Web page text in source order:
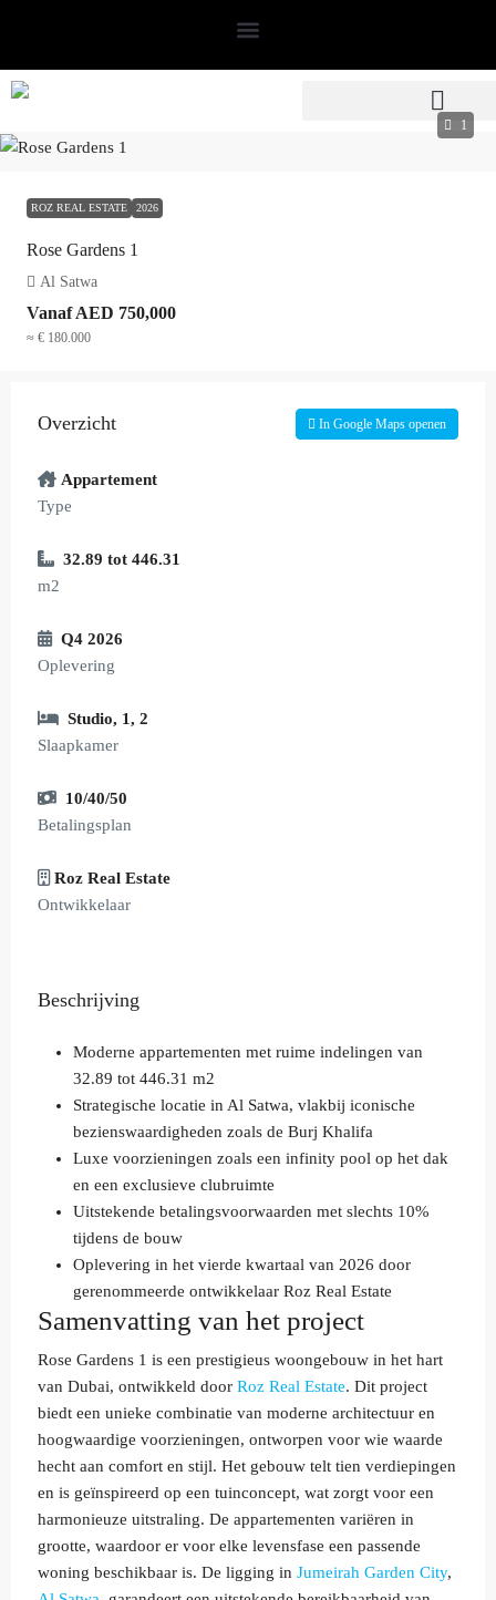
1
ROZ REAL ESTATE 2026
Rose Gardens 1
Al Satwa
VanafAED 750,000
≈ € 180.000
Overzicht In Google Maps openen
Appartement
Type
32.89 tot 446.31
m2
Q4 2026
Oplevering
Studio, 1, 2
Slaapkamer
10/40/50
Betalingsplan
Roz Real Estate
Ontwikkelaar
Beschrijving
Moderne appartementen met ruime indelingen van
32.89 tot 446.31 m2
Strategische locatie in Al Satwa, vlakbij iconische
bezienswaardigheden zoals de Burj Khalifa
Luxe voorzieningen zoals een infinity pool op het dak
en een exclusieve clubruimte
Uitstekende betalingsvoorwaarden met slechts 10%
tijdens de bouw
Oplevering in het vierde kwartaal van 2026 door
gerenommeerde ontwikkelaar Roz Real Estate
Samenvatting van het project
Rose Gardens 1 is een prestigieus woongebouw in het hart
van Dubai, ontwikkeld door Roz Real Estate. Dit project
biedt een unieke combinatie van moderne architectuur en
hoogwaardige voorzieningen, ontworpen voor wie waarde
hecht aan comfort en stijl. Het gebouw telt tien verdiepingen
en is geïnspireerd op een tuinconcept, wat zorgt voor een
harmonieuze uitstraling. De appartementen variëren in
grootte, waardoor er voor elke levensfase een passende
woning beschikbaar is. De ligging in Jumeirah Garden City,